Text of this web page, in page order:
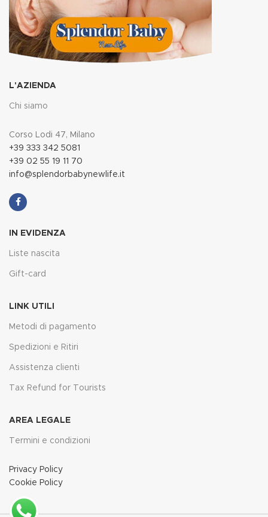
L'AZIENDA
Chi siamo
Corso Lodi 47, Milano
+39 333 342 5081
+39 02 55 19 11 70
info@splendorbabynewlife.it
IN EVIDENZA
Liste nascita
Gift-card
LINK UTILI
Metodi di pagamento
Spedizioni e Ritiri
Assistenza clienti
Tax Refund for Tourists
AREA LEGALE
Termini e condizioni
Privacy Policy
Cookie Policy